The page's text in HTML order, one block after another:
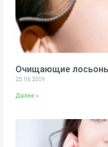
Очищающие
25.06.2019
Далее »